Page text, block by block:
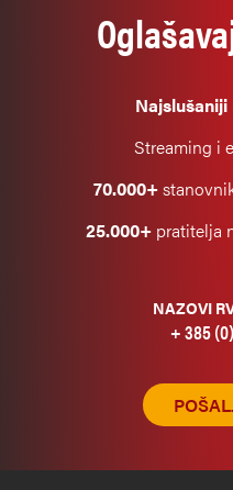
Najslušaniji
Streaming i
70.000+
25.000+ pratitelja
NAZOVI
+ 385